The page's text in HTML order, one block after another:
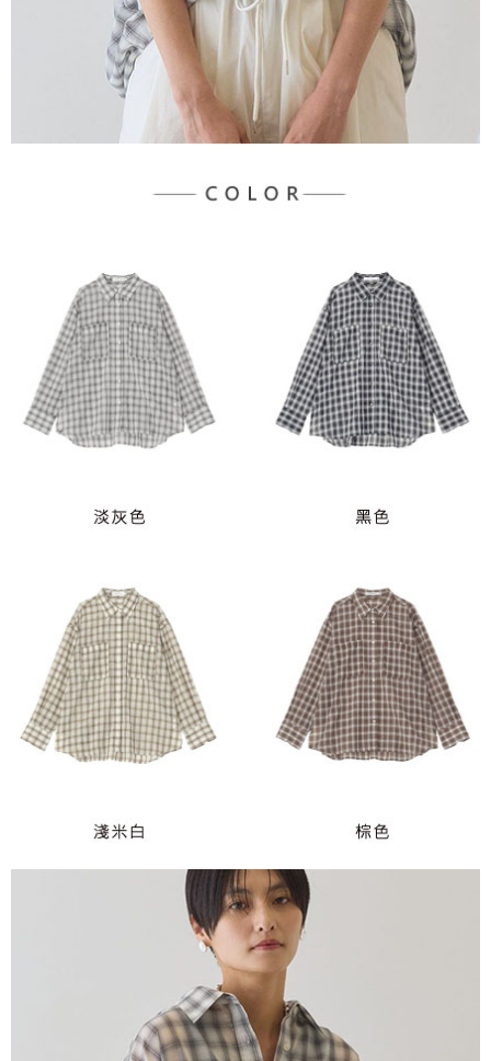
４．使用「AFTEE先享後付」時，將依據個別帳號之用戶狀況，依本公司即
時審查核予不同之上限額度；若仍有額度不足之情形，本公司將視審查結果
請求用戶進行身份認證。
５．嚴禁一人註冊多個帳號或使用他人資訊註冊。若發現惡意使用之情形，
恩沛科技股份有限公司將有權停止該用戶之使用額度並採取法律行動。
每筆NT$90，滿NT$1,500(含以上)免運費